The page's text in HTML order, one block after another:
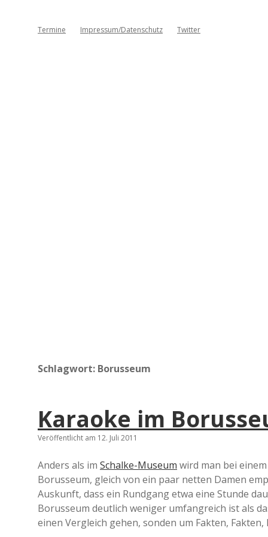
Termine Impressum/Datenschutz Twitter
Schlagwort: Borusseum
Karaoke im
Veröffentlicht am 12. Juli 2011
Anders als im Schalke-Museum wird man bei
Borusseum, gleich von ein paar netten Damen
Auskunft, dass ein Rundgang etwa eine Stunde
Borusseum deutlich weniger umfangreich ist als
einen Vergleich gehen, sonden um Fakten, Fakten,